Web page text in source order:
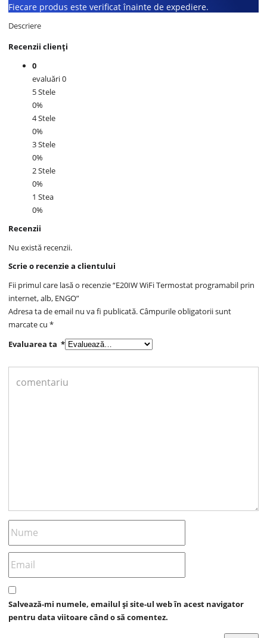
Fiecare produs este verificat înainte de expediere.
Descriere
Recenzii clienți
0
evaluări 0
5 Stele
0%
4 Stele
0%
3 Stele
0%
2 Stele
0%
1 Stea
0%
Recenzii
Nu există recenzii.
Scrie o recenzie a clientului
Fii primul care lasă o recenzie “E20IW WiFi Termostat programabil prin
internet, alb, ENGO”
Adresa ta de email nu va fi publicată.Câmpurile obligatorii sunt
marcate cu*
Evaluarea ta*
Salvează-mi numele, emailul și site-ul web în acest navigator
pentru data viitoare când o să comentez.